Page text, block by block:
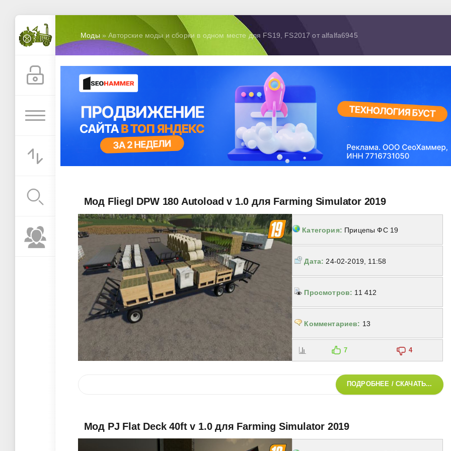
Моды» Авторские моды и сборки в одном месте для FS19, FS2017 от alfalfa6945
Мод Fliegl DPW 180 Autoload v 1.0 для Farming Simulator 2019
Категория: Прицепы ФС 19
Дата: 24-02-2019, 11:58
Просмотров: 11 412
Комментариев: 13
7 4
ПОДРОБНЕЕ / СКАЧАТЬ...
Мод PJ Flat Deck 40ft v 1.0 для Farming Simulator 2019